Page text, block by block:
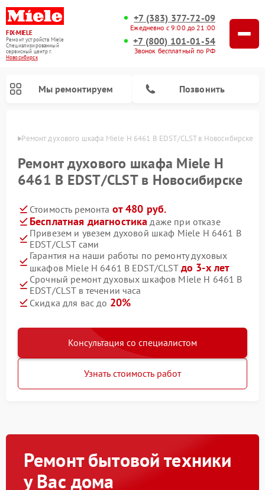
FIX-MIELE
Ремонт устройств Miele
Специализированный
cервисный центр г.
Новосибирск
+7 (383) 377-72-09
Ежедневно с 9:00 до 21:00
+7 (800) 101-01-54
Звонок бесплатный по РФ
Мы ремонтируем Позвонить
Ремонт духового шкафа Miele H 6461 B EDST/CLST в Новосибирске
Ремонт духового шкафа Miele H
6461 B EDST/CLST в Новосибирске
Стоимость ремонта от 480 руб.
Бесплатная диагностика даже при отказе
Привезем и увезем духовой шкаф Miele H 6461 B
EDST/CLST сами
Гарантия на наши работы по ремонту духовых
шкафов Miele H 6461 B EDST/CLST до 3-х лет
Срочный ремонт духовых шкафов Miele H 6461 B
EDST/CLST в течении часа
Скидка для вас до 20%
Консультация со специалистом
Узнать стоимость работ
Ремонт бытовой техники
у Вас дома